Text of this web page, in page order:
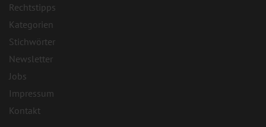
Rechtstipps
Kategorien
Stichwörter
Newsletter
Jobs
Impressum
Kontakt